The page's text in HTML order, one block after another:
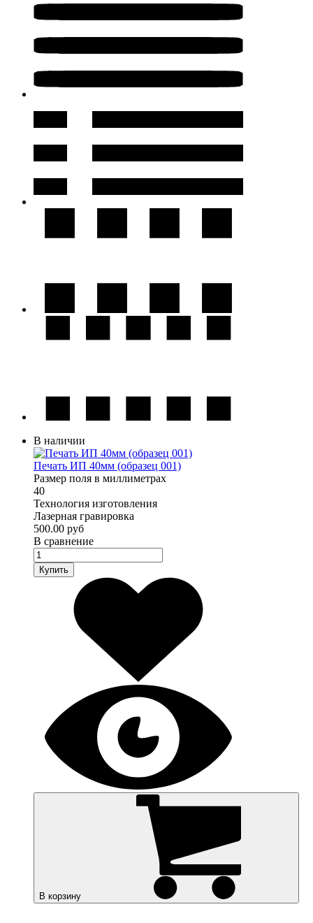
В наличии
Печать ИП 40мм (образец 001)
Размер поля в миллиметрах
40
Технология изготовления
Лазерная гравировка
500.00 руб
В сравнение
Купить
В корзину